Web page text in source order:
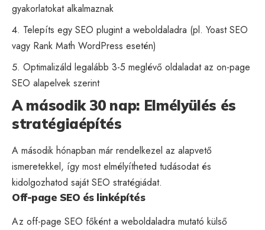
gyakorlatokat alkalmaznak
Telepíts egy SEO plugint a weboldaladra (pl. Yoast SEO
vagy Rank Math WordPress esetén)
Optimalizáld legalább 3-5 meglévő oldaladat az on-page
SEO alapelvek szerint
A második 30 nap: Elmélyülés és
stratégiaépítés
A második hónapban már rendelkezel az alapvető
ismeretekkel, így most elmélyítheted tudásodat és
kidolgozhatod saját SEO stratégiádat.
Off-page SEO és linképítés
Az off-page SEO főként a weboldaladra mutató külső